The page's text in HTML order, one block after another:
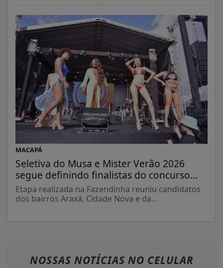
MACAPÁ
Seletiva do Musa e Mister Verão 2026
segue definindo finalistas do concurso...
Etapa realizada na Fazendinha reuniu candidatos
dos bairros Araxá, Cidade Nova e da...
NOSSAS NOTÍCIAS NO CELULAR